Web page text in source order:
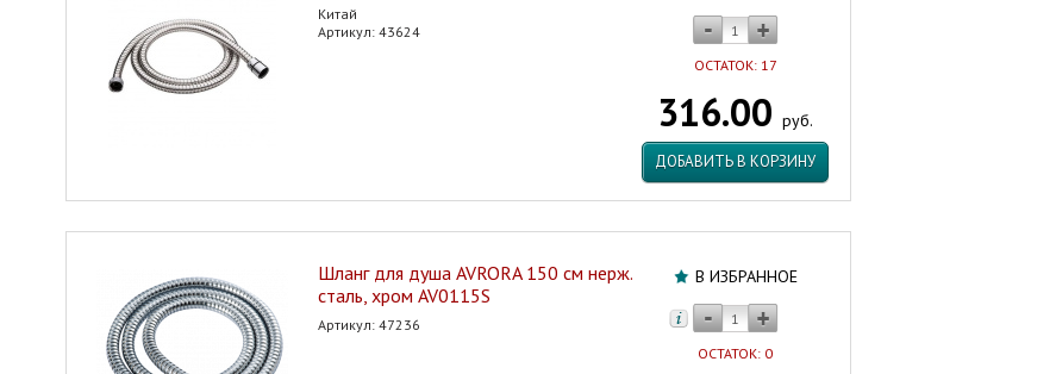
ОСТАТОК: 17
316.00 руб.
ДОБАВИТЬ В КОРЗИНУ
Китай
Артикул: 43624
В ИЗБРАННОЕ
ОСТАТОК: 0
Шланг для душа AVRORA 150 см нерж.
сталь, хром AV0115S
Артикул: 47236